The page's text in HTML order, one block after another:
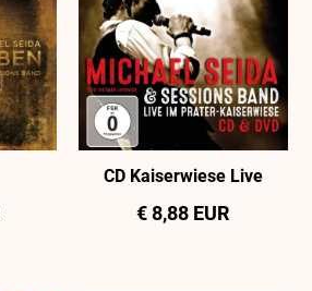
CD Kaiserwiese Live
€ 8,88 EUR